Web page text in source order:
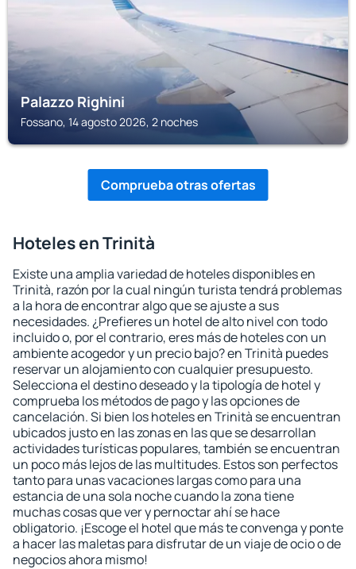
Palazzo Righini
Fossano, 14 agosto 2026, 2 noches
Comprueba otras ofertas
Hoteles en Trinità
Existe una amplia variedad de hoteles disponibles en
Trinità, razón por la cual ningún turista tendrá problemas
a la hora de encontrar algo que se ajuste a sus
necesidades. ¿Prefieres un hotel de alto nivel con todo
incluido o, por el contrario, eres más de hoteles con un
ambiente acogedor y un precio bajo? en Trinità puedes
reservar un alojamiento con cualquier presupuesto.
Selecciona el destino deseado y la tipología de hotel y
comprueba los métodos de pago y las opciones de
cancelación. Si bien los hoteles en Trinità se encuentran
ubicados justo en las zonas en las que se desarrollan
actividades turísticas populares, también se encuentran
un poco más lejos de las multitudes. Estos son perfectos
tanto para unas vacaciones largas como para una
estancia de una sola noche cuando la zona tiene
muchas cosas que ver y pernoctar ahí se hace
obligatorio. ¡Escoge el hotel que más te convenga y ponte
a hacer las maletas para disfrutar de un viaje de ocio o de
negocios ahora mismo!